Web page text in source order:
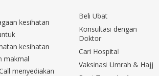
kesihatan
kesihatan
makmal
menyediakan
Beli Ubat
Konsultasi dengan
Doktor
Cari Hospital
Vaksinasi Umrah & Hajj